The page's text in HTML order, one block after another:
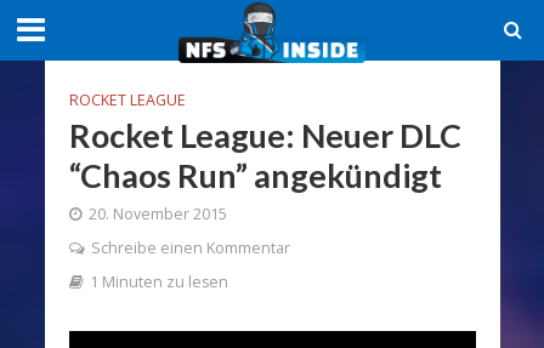
ROCKET LEAGUE
Rocket League: Neuer DLC
“Chaos Run” angekündigt
20. November 2015
Schreibe einen Kommentar
1 Minuten zu lesen